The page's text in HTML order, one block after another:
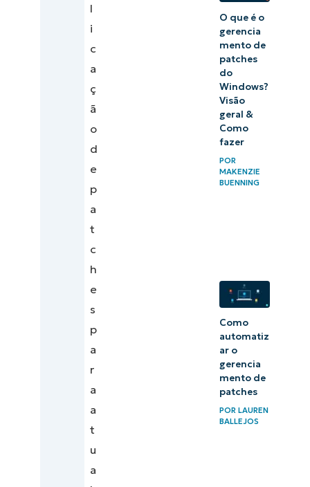
l
i
c
a
ç
ã
o
d
e
p
a
t
c
h
e
s
p
a
r
a
a
t
u
a
O que é o
gerencia
mento de
patches
do
Windows?
Visão
geral &
Como
fazer
POR
MAKENZIE
BUENNING
Como
automatiz
ar o
gerencia
mento de
patches
PORLAUREN
BALLEJOS